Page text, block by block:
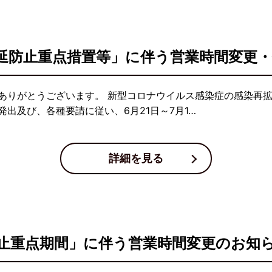
止重点措置等」に伴う営業時間変更
りがとうございます。 新型コロナウイルス感染症の感染再
出及び、各種要請に従い、6月21日～7月1…
詳細を見る
点期間」に伴う営業時間変更のお知